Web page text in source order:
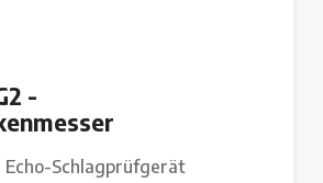
-
Echo-Schlagprüfgerät